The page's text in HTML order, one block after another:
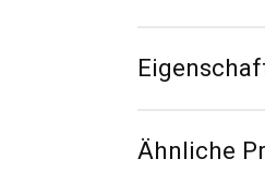
Ähnliche